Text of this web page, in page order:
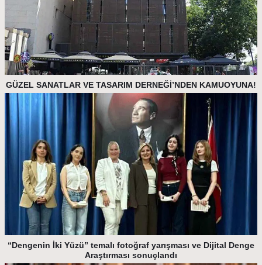
GÜZEL SANATLAR VE TASARIM DERNEĞİ’NDEN KAMUOYUNA!
“Dengenin İki Yüzü” temalı fotoğraf yarışması ve Dijital Denge
Araştırması sonuçlandı